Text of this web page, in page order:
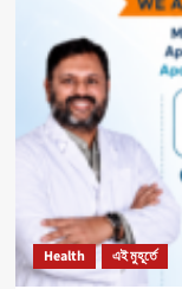
সংঘ
শীতলা
স্পোর্টিং
ক্লাবের
যৌথ
উদ্যোগে
রক্তদান
আয়োজিত।
Health এই মুহূর্তে